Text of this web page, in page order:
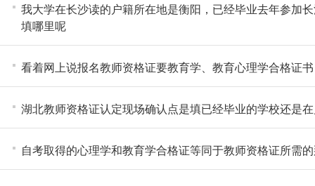
我大学在长沙读的户籍所在地是衡阳，已经毕业去年参加
填哪里呢
看着网上说报名教师资格证要教育学、教育心理学合格证
湖北教师资格证认定现场确认点是填已经毕业的学校还是
自考取得的心理学和教育学合格证等同于教师资格证所需